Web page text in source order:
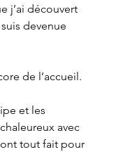
j’ai découvert
devenue
de l’accueil.
et les
avec
tout fait pour